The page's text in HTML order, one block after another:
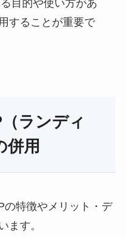
目的や使い方があ
することが重要で
ランディ
併用
の特徴やメリット・デ
ます。